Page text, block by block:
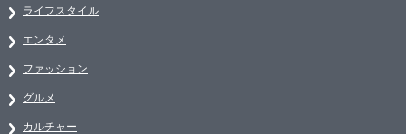
ライフスタイル
エンタメ
ファッション
グルメ
カルチャー